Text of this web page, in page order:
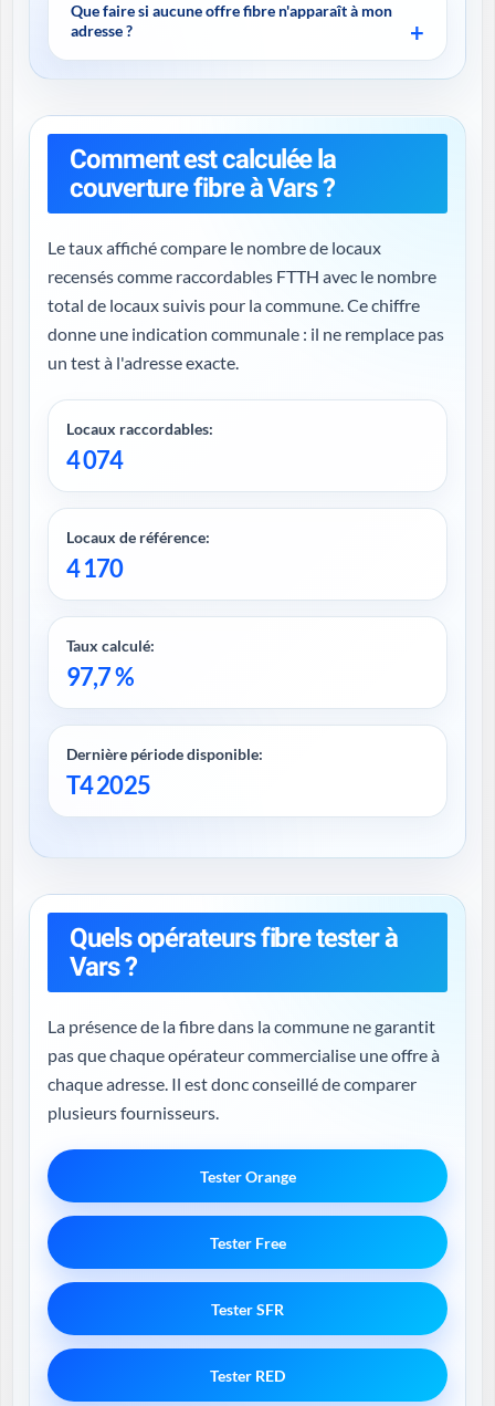
Que faire si aucune offre fibre n'apparaît à mon
adresse ?
Comment est calculée la
couverture fibre à Vars ?
Le taux affiché compare le nombre de locaux
recensés comme raccordables FTTH avec le nombre
total de locaux suivis pour la commune. Ce chiffre
donne une indication communale : il ne remplace pas
un test à l'adresse exacte.
Locaux raccordables:
4 074
Locaux de référence:
4 170
Taux calculé:
97,7 %
Dernière période disponible:
T4 2025
Quels opérateurs fibre tester à
Vars ?
La présence de la fibre dans la commune ne garantit
pas que chaque opérateur commercialise une offre à
chaque adresse. Il est donc conseillé de comparer
plusieurs fournisseurs.
Tester Orange
Tester Free
Tester SFR
Tester RED